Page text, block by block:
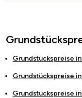
Grundstückspreise in
Grundstückspreise in
Grundstückspreise in